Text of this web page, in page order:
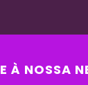
À NOSSA